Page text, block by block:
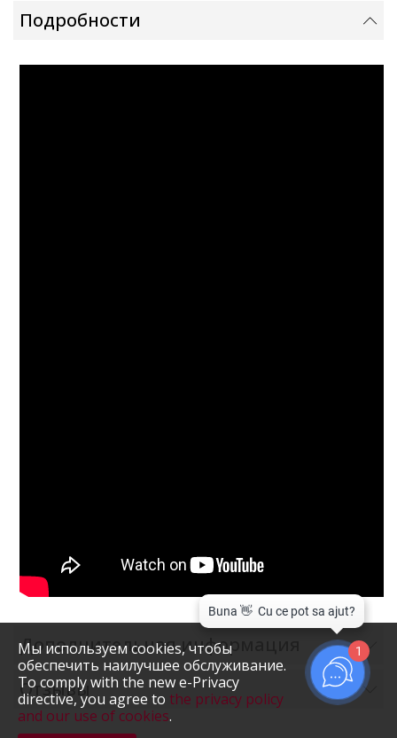
Мы используем cookies, чтобы
обеспечить наилучшее обслуживание.
To comply with the new e-Privacy
directive, you agree to the privacy policy
and our use of cookies.
Подробности
Дополнительная информация
Отзывы
1